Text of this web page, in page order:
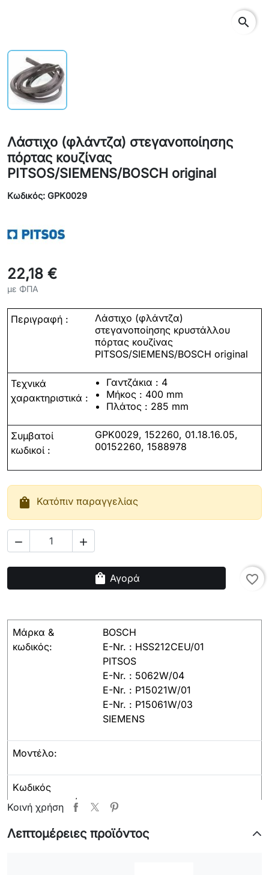
search
Λάστιχο (φλάντζα) στεγανοποίησης
πόρτας κουζίνας
PITSOS/SIEMENS/BOSCH original
Κωδικός: GPK0029
22,18 €
με ΦΠΑ
Περιγραφή : Λάστιχο (φλάντζα)
στεγανοποίησης κρυστάλλου
πόρτας κουζίνας
PITSOS/SIEMENS/BOSCH original
Τεχνικά
χαρακτηριστικά :
Γαντζάκια : 4
Μήκος : 400 mm
Πλάτος : 285 mm
Συμβατοί
κωδικοί:
GPK0029, 152260, 01.18.16.05,
00152260, 1588978
shopping_bag Κατόπιν παραγγελίας
 
shopping_bag Αγορά favorite_border
Μάρκα &
κωδικός:
BOSCH
E-Nr. : HSS212CEU/01
PITSOS
E-Nr. : 5062W/04
E-Nr. : P15021W/01
E-Nr. : P15061W/03
SIEMENS
Μοντέλο:
Κωδικός
κατασκευαστή:
Κοινή χρήση
Λεπτομέρειες προϊόντος